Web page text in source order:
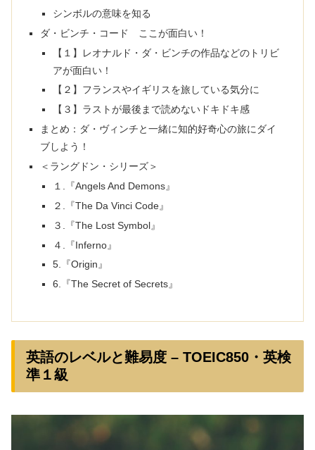
シンボルの意味を知る
ダ・ビンチ・コード ここが面白い！
【１】レオナルド・ダ・ビンチの作品などのトリビ
アが面白い！
【２】フランスやイギリスを旅している気分に
【３】ラストが最後まで読めないドキドキ感
まとめ：ダ・ヴィンチと一緒に知的好奇心の旅にダイ
ブしよう！
＜ラングドン・シリーズ＞
１.『Angels And Demons』
２.『The Da Vinci Code』
３.『The Lost Symbol』
４.『Inferno』
5.『Origin』
6.『The Secret of Secrets』
英語のレベルと難易度 – TOEIC850・英検
準１級